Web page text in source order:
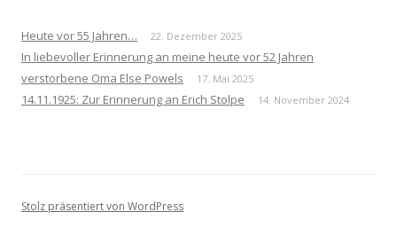
Heute vor 55 Jahren… 22. Dezember 2025
In liebevoller Erinnerung an meine heute vor 52 Jahren
verstorbene Oma Else Powels
17. Mai 2025
14.11.1925: Zur Erinnerung an Erich Stolpe 14. November 2024
Stolz präsentiert von WordPress